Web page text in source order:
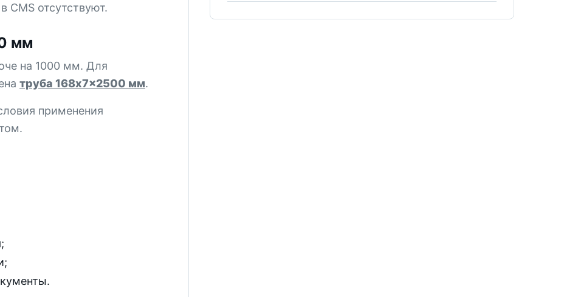
CMS отсутствуют.
мм
на 1000 мм. Для
труба 168x7x2500 мм.
применения